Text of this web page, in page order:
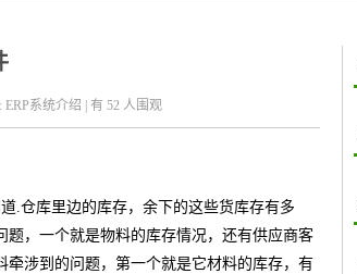
ERP系统介绍 | 有 52 人围观
.仓库里边的库存，余下的这些货库存有多
，一个就是物料的库存情况，还有供应商客
涉到的问题，第一个就是它材料的库存，有